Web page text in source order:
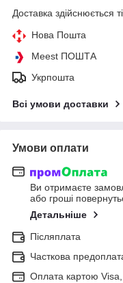
Доставка здійснюється
Нова Пошта
Meest ПОШТА
Укрпошта
Всі умови доставки
Умови оплати
Ви отримаєте
або гроші
Детальніше
Післяплата
Часткова
Оплата картою